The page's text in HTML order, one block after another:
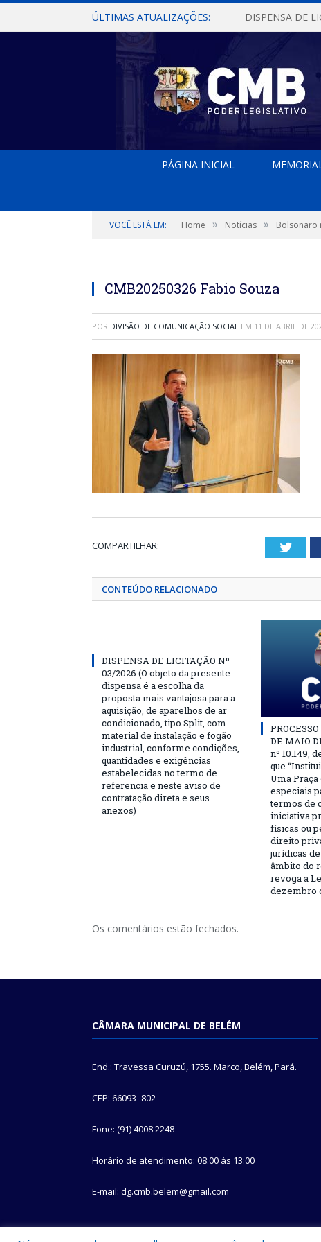
ÚLTIMAS ATUALIZAÇÕES:
PÁGINA INICIAL
VOCÊ ESTÁ EM: Home » Notícias » Bolsonaro
CMB20250326 Fabio Souza
POR DIVISÃO DE COMUNICAÇÃO SOCIAL EM 11 DE ABRIL DE
COMPARTILHAR:
CONTEÚDO RELACIONADO
DISPENSA DE LICITAÇÃO Nº
03/2026 (O objeto da presente
dispensa é a escolha da
proposta mais vantajosa para a
aquisição, de aparelhos de ar
condicionado, tipo Split, com
material de instalação e fogão
industrial, conforme condições,
quantidades e exigências
estabelecidas no termo de
referencia e neste aviso de
contratação direta e seus
anexos)
DE MAIO
nº 10.149,
que
Uma
especiais
termos de
iniciativa
físicas ou
direito
jurídicas
âmbito do
revoga a
dezembro
Os comentários estão fechados.
CÂMARA MUNICIPAL DE BELÉM
End.: Travessa Curuzú, 1755. Marco, Belém, Pará.
CEP: 66093- 802
Fone: (91) 4008 2248
Horário de atendimento: 08:00 às 13:00
E-mail: dg.cmb.belem@gmail.com